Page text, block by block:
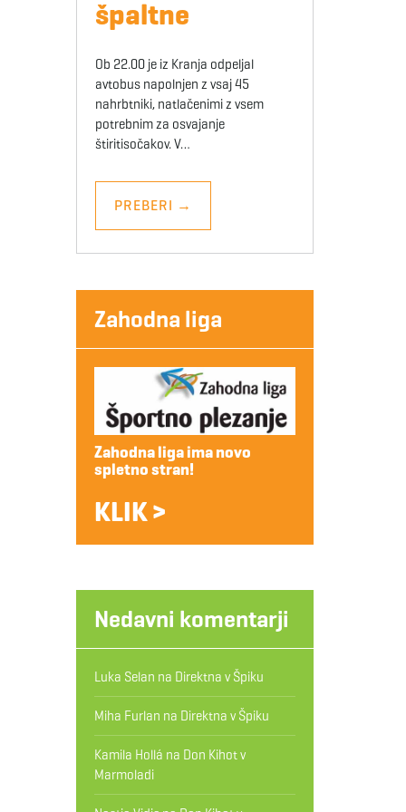
špaltne
Ob 22.00 je iz Kranja odpeljal
avtobus napolnjen z vsaj 45
nahrbtniki, natlačenimi z vsem
potrebnim za osvajanje
štiritisočakov. V…
PREBERI →
Zahodna liga
Zahodna liga ima novo
spletno stran!
KLIK >
Nedavni komentarji
Luka Selan na Direktna v Špiku
Miha Furlan na Direktna v Špiku
Kamila Hollá na Don Kihot v
Marmoladi